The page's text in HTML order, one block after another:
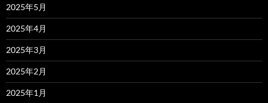
2025年5月
2025年4月
2025年3月
2025年2月
2025年1月